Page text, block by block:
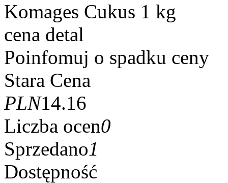
Komages Cukus 1 kg
cena detal
Poinfomuj o spadku ceny
Stara Cena
PLN14.16
Liczba ocen0
Sprzedano1
Dostępność